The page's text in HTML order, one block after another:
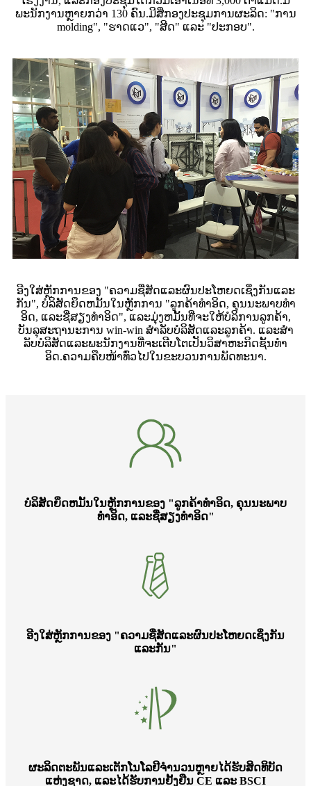
ພະນັກງານຫຼາຍກວ່າ 130 ຄົນ.ມີສີ່ກອງປະຊຸມການຜະລິດ: "ການ
molding", "ຮາດແວ", "ສີດ" ແລະ "ປະກອບ".
ອີງໃສ່ຫຼັກການຂອງ "ຄວາມຊື່ສັດແລະຜົນປະໂຫຍດເຊິ່ງກັນແລະ
ກັນ", ບໍລິສັດຍຶດຫມັ້ນໃນຫຼັກການ "ລູກຄ້າທໍາອິດ, ຄຸນນະພາບທໍາ
ອິດ, ແລະຊື່ສຽງທໍາອິດ", ແລະມຸ່ງຫມັ້ນທີ່ຈະໃຫ້ບໍລິການລູກຄ້າ,
ບັນລຸສະຖານະການ win-win ສໍາລັບບໍລິສັດແລະລູກຄ້າ. ແລະສໍາ
ລັບບໍລິສັດແລະພະນັກງານທີ່ຈະເຕີບໂຕເປັນວິສາຫະກິດຊັ້ນທໍາ
ອິດ.ຄວາມຄືບໜ້າທົ່ວໄປໃນຂະບວນການພັດທະນາ.
ບໍລິສັດຍຶດຫມັ້ນໃນຫຼັກການຂອງ "ລູກຄ້າທໍາອິດ, ຄຸນນະພາບ
ທໍາອິດ, ແລະຊື່ສຽງທໍາອິດ"
ອີງໃສ່ຫຼັກການຂອງ "ຄວາມຊື່ສັດແລະຜົນປະໂຫຍດເຊິ່ງກັນ
ແລະກັນ"
ຜະລິດຕະພັນແລະເຕັກໂນໂລຢີຈໍານວນຫຼາຍໄດ້ຮັບສິດທິບັດ
ແຫ່ງຊາດ, ແລະໄດ້ຮັບການຢັ້ງຢືນ CE ແລະ BSCI